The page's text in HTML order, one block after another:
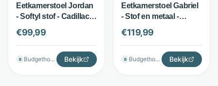
Eetkamerstoel Jordan
- Softyl stof - Cadillac-
stiksels en sledepoot -
Antraciet - Budget
Home Store
€99,99
B Budgethomestore Bekijk
Eetkamerstoel Gabriel
- Stof en metaal -
Handvat en verticale
stiksels - Cognac -
Budget Home Store
€119,99
B Budgethomestore Bekijk